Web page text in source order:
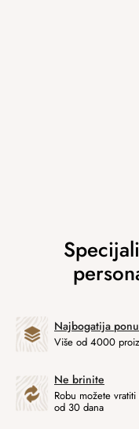
Najbogatija
Više od 4000
Ne brinite
Robu možete
od 30 dana